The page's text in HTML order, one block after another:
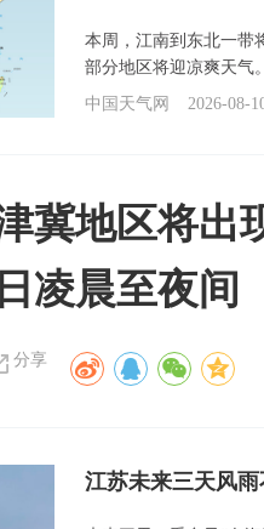
本周，江南到东北一带
部分地区将迎凉爽天气
中国天气网
2026-08-
冀地区将出
凌晨至夜间
分享
江苏未来三天风